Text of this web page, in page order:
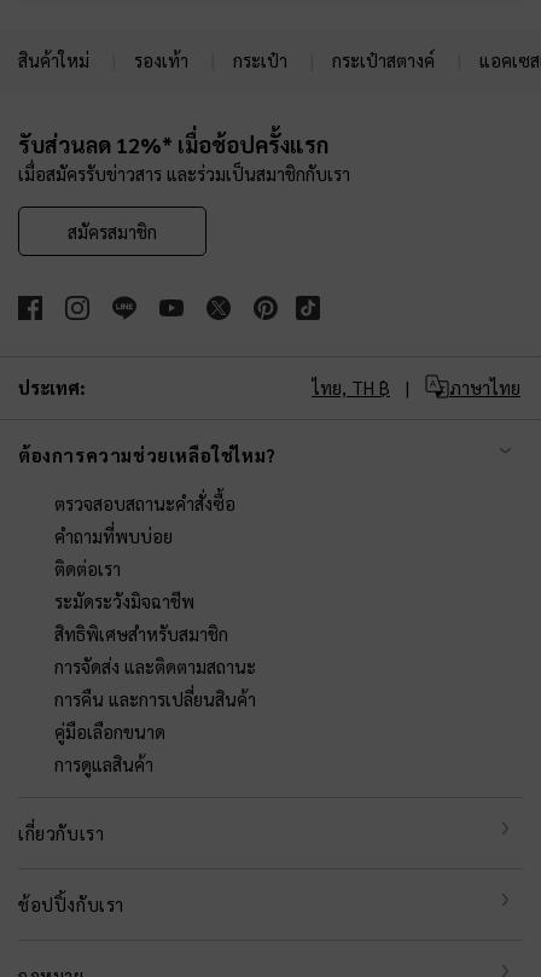
สินค้าใหม่ รองเท้า กระเป๋า กระเป๋าสตางค์ แอคเซ
รับส่วนลด 12%* เมื่อช้อปครั้งแรก
เมื่อสมัครรับข่าวสาร และร่วมเป็นสมาชิกกับเรา
สมัครสมาชิก
ประเทศ: ไทย, TH ฿ ภาษาไทย
ต้องการความช่วยเหลือใช่ไหม?
ตรวจสอบสถานะคำสั่งซื้อ
คำถามที่พบบ่อย
ติดต่อเรา
ระมัดระวังมิจฉาชีพ
สิทธิพิเศษสำหรับสมาชิก
การจัดส่ง และติดตามสถานะ
การคืน และการเปลี่ยนสินค้า
คู่มือเลือกขนาด
การดูแลสินค้า
เกี่ยวกับเรา
ช้อปปิ้งกับเรา